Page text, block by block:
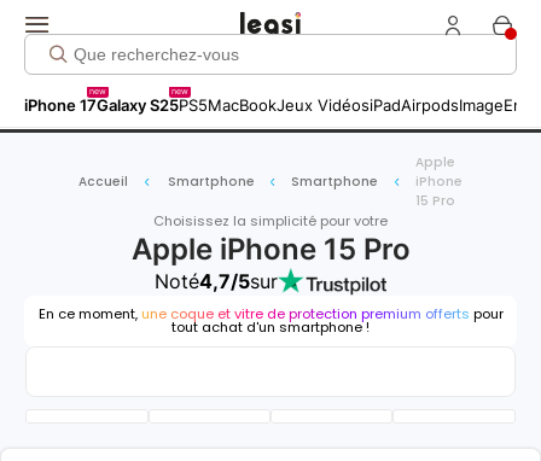
iPhone 17
new
Galaxy S25
new
PS5MacBookJeux VidéosiPadAirpodsImage
Accueil Smartphone Smartphone
Apple
iPhone
15 Pro
Choisissez la simplicité pour votre
Apple iPhone 15 Pro
Noté4,7/5sur
En ce moment, une coque et vitre de protection premium offerts pour
tout achat d'un smartphone !